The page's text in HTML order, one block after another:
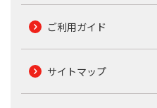
ご利用ガイド
サイトマップ